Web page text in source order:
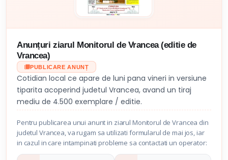
Anunțuri ziarul Monitorul de Vrancea (editie de
Vrancea)
PUBLICARE ANUNȚ
Cotidian local ce apare de luni pana vineri in versiune
tiparita acoperind judetul Vrancea, avand un tiraj
mediu de 4.500 exemplare / editie.
Pentru publicarea unui anunt in ziarul Monitorul de Vrancea din
judetul Vrancea, va rugam sa utilizati formularul de mai jos, iar
in cazul in care intampinati probleme sa contactati un operator: